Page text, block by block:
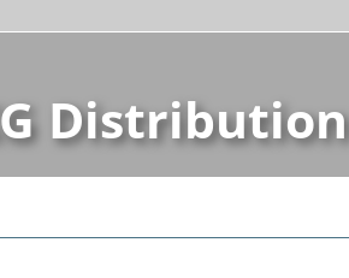
Distribution